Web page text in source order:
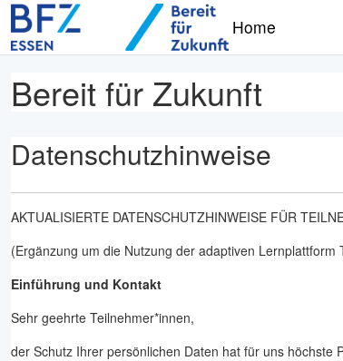
Zum Hauptinhalt
Home
Bereit für Zukunft
Datenschutzhinweise
AKTUALISIERTE DATENSCHUTZHINWEISE FÜR
(Ergänzung um die Nutzung der adaptiven Lernplattform
Einführung und Kontakt
Sehr geehrte Teilnehmer*innen,
der Schutz Ihrer persönlichen Daten hat für uns höchste